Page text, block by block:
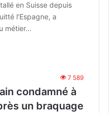
en Suisse depuis
l’Espagne, a
métier…
7 589
condamné à
un braquage